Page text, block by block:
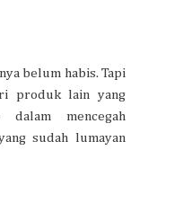
belum habis. Tapi
produk lain yang
mencegah
sudah lumayan